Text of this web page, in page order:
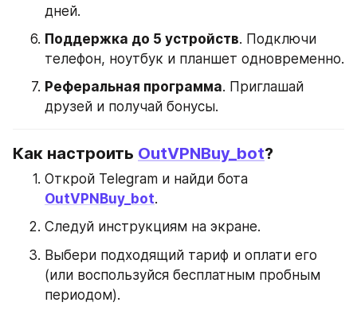
дней.
Поддержка до 5 устройств. Подключи
телефон, ноутбук и планшет одновременно.
Реферальная программа. Приглашай
друзей и получай бонусы.
Как настроить OutVPNBuy_bot?
OutVPNBuy_bot.
Следуй инструкциям на экране.
Выбери подходящий тариф и оплати его
(или воспользуйся бесплатным пробным
периодом).